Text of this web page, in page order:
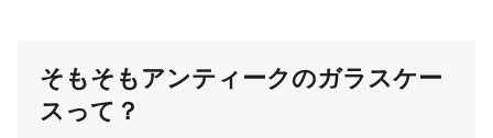
そもそもアンティークのガラスケー
スって？